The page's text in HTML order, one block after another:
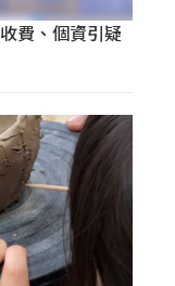
費、個資引疑